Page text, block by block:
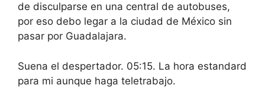
de disculparse en una central de autobuses,
por eso debo legar a la ciudad de México sin
pasar por Guadalajara.
Suena el despertador. 05:15. La hora estandard
para mi aunque haga teletrabajo.